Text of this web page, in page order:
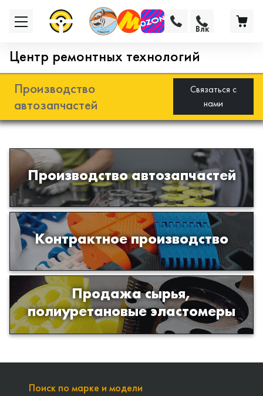
Центр ремонтных технологий
Производство
автозапчастей
Связаться с
нами
Производство автозапчастей
Разработка и производство деталей
из эластомеров для подвески
автомобиля
Контрактное производство
Производство изделий из пластиков
и полимеров по образцам либо
чертежам заказчика
Продажа сырья,
полиуретановые эластомеры
Продажа сырья для производства
изделий из полиуретана
Влк
Поиск по марке и модели